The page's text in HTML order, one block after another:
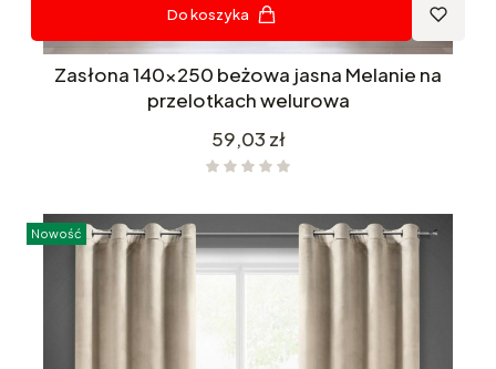
Do koszyka
Zasłona 140x250 beżowa jasna Melanie na
przelotkach welurowa
Cena
59,03 zł
Nowość